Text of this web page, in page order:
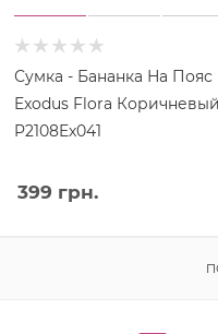
Сумка - Бананка На Пояс
Exodus Flora Коричневый
P2108Ex041
399 грн.